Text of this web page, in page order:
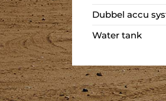
Dubbel accu
Water tank